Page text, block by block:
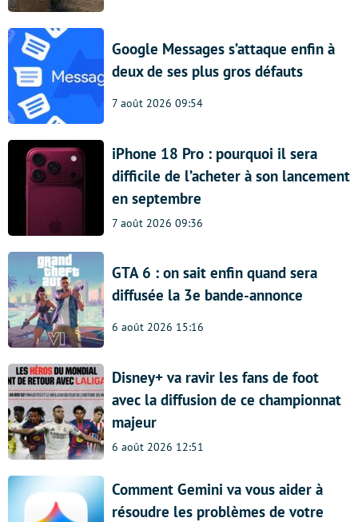
Google Messages s’attaque enfin à
deux de ses plus gros défauts
7 août 2026 09:54
iPhone 18 Pro : pourquoi il sera
difficile de l’acheter à son lancement
en septembre
7 août 2026 09:36
GTA 6 : on sait enfin quand sera
diffusée la 3e bande-annonce
6 août 2026 15:16
Disney+ va ravir les fans de foot
avec la diffusion de ce championnat
majeur
6 août 2026 12:51
Comment Gemini va vous aider à
résoudre les problèmes de votre